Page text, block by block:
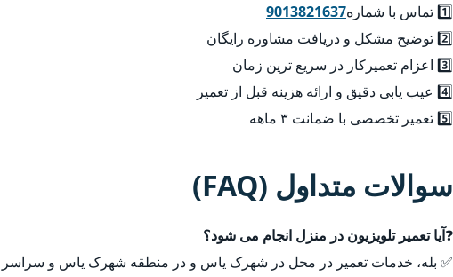
1️⃣ تماس با شماره
9013821637
2️⃣ توضیح مشکل و دریافت مشاوره رایگان
3️⃣ اعزام تعمیرکار در سریع ترین زمان
4️⃣ عیب یابی دقیق و ارائه هزینه قبل از تعمیر
5️⃣ تعمیر تخصصی با ضمانت ۳ ماهه
سوالات متداول (FAQ)
❓آیا تعمیر تلویزیون در منزل انجام می شود؟
✅ بله، خدمات تعمیر در محل در شهرک یاس و در منطقه شهرک یاس و سراسر